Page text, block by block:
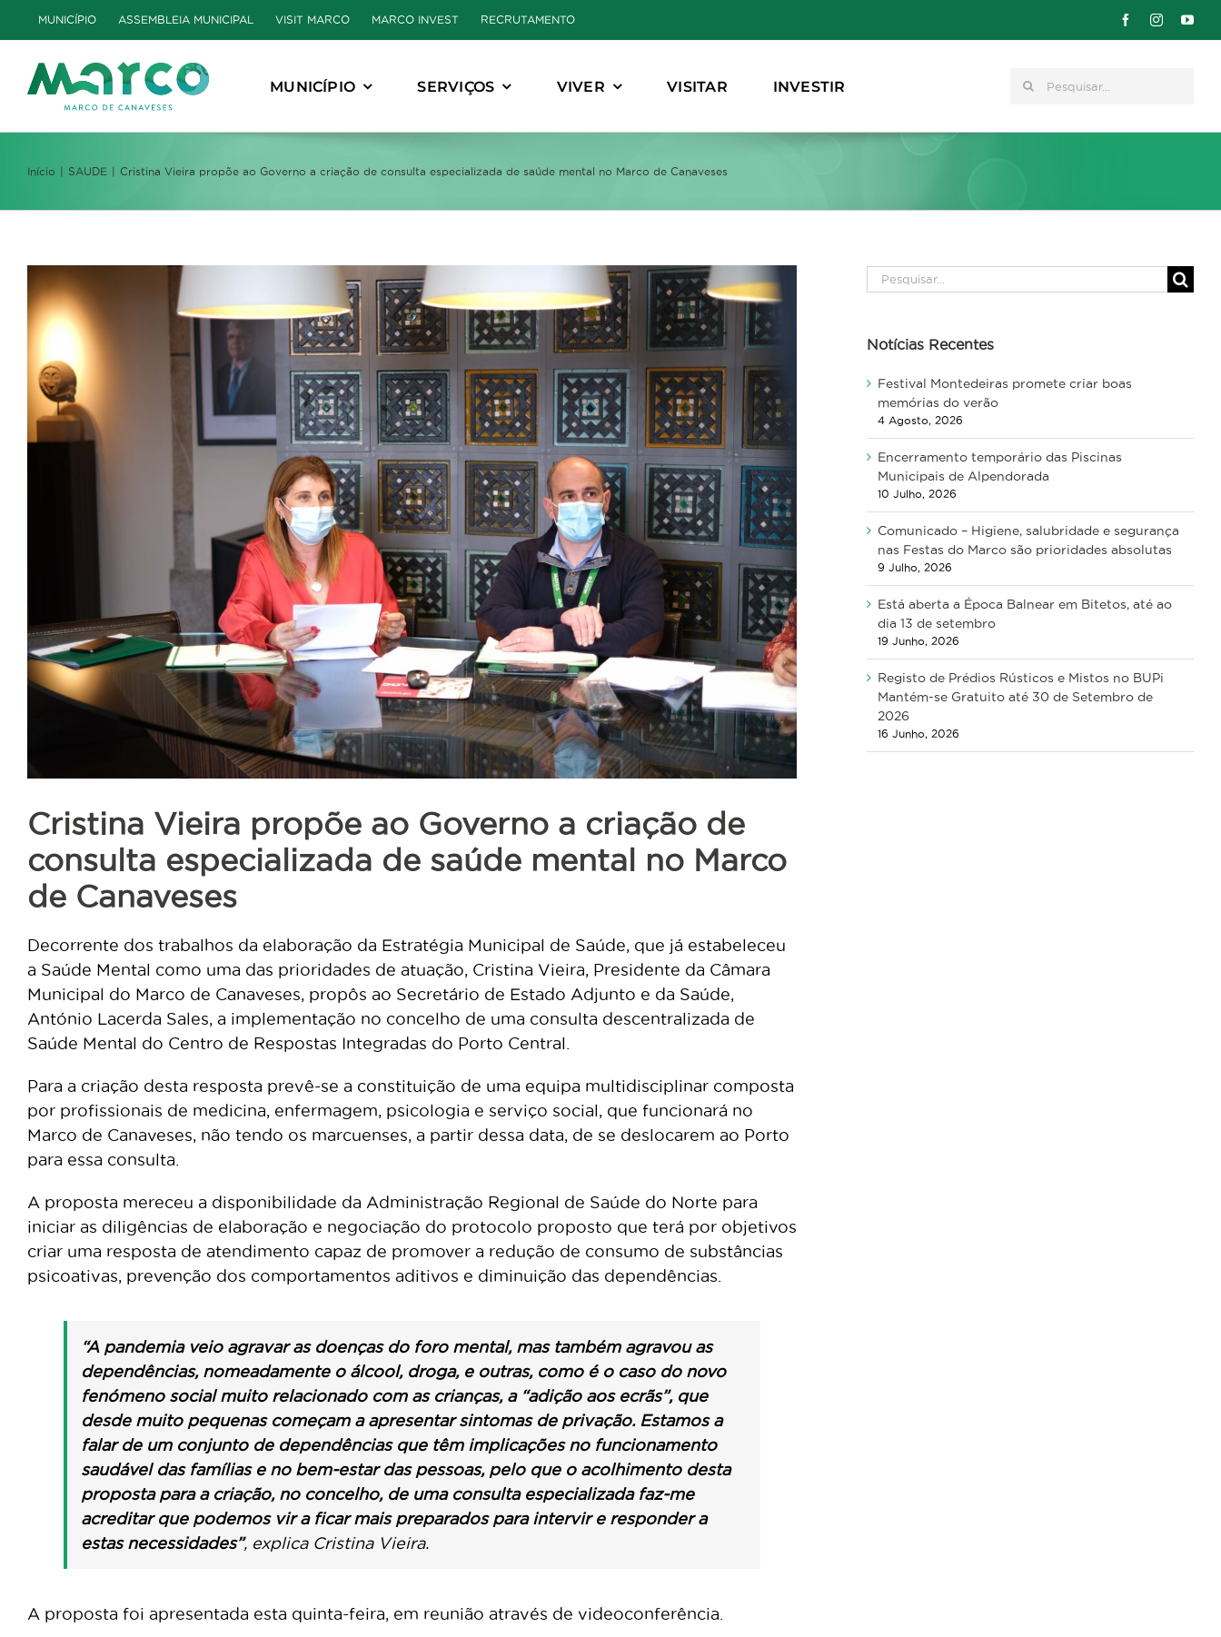
to
content
MUNICÍPIO ASSEMBLEIA MUNICIPAL VISIT MARCO MARCO INVEST RECRUTAMENTO
MUNICÍPIO SERVIÇOS VIVER VISITAR INVESTIR Pesquisar
Início SAUDE Cristina Vieira propõe ao Governo a criação de consulta especializada de saúde mental no Marco de Canaveses
View
Larger
Image
Cristina Vieira propõe ao Governo a criação de
consulta especializada de saúde mental no Marco
de Canaveses
Decorrente dos trabalhos da elaboração da Estratégia Municipal de Saúde, que já estabeleceu
a Saúde Mental como uma das prioridades de atuação, Cristina Vieira, Presidente da Câmara
Municipal do Marco de Canaveses, propôs ao Secretário de Estado Adjunto e da Saúde,
António Lacerda Sales, a implementação no concelho de uma consulta descentralizada de
Saúde Mental do Centro de Respostas Integradas do Porto Central.
Para a criação desta resposta prevê-se a constituição de uma equipa multidisciplinar composta
por profissionais de medicina, enfermagem, psicologia e serviço social, que funcionará no
Marco de Canaveses, não tendo os marcuenses, a partir dessa data, de se deslocarem ao Porto
para essa consulta.
A proposta mereceu a disponibilidade da Administração Regional de Saúde do Norte para
iniciar as diligências de elaboração e negociação do protocolo proposto que terá por objetivos
criar uma resposta de atendimento capaz de promover a redução de consumo de substâncias
psicoativas, prevenção dos comportamentos aditivos e diminuição das dependências.
“A pandemia veio agravar as doenças do foro mental, mas também agravou as
dependências, nomeadamente o álcool, droga, e outras, como é o caso do novo
fenómeno social muito relacionado com as crianças, a “adição aos ecrãs”, que
desde muito pequenas começam a apresentar sintomas de privação. Estamos a
falar de um conjunto de dependências que têm implicações no funcionamento
saudável das famílias e no bem-estar das pessoas, pelo que o acolhimento desta
proposta para a criação, no concelho, de uma consulta especializada faz-me
acreditar que podemos vir a ficar mais preparados para intervir e responder a
estas necessidades”, explica Cristina Vieira.
A proposta foi apresentada esta quinta-feira, em reunião através de videoconferência.
Pesquisar
Notícias Recentes
Festival Montedeiras promete criar boas
memórias do verão
4 Agosto, 2026
Encerramento temporário das Piscinas
Municipais de Alpendorada
10 Julho, 2026
Comunicado – Higiene, salubridade e segurança
nas Festas do Marco são prioridades absolutas
9 Julho, 2026
Está aberta a Época Balnear em Bitetos, até ao
dia 13 de setembro
19 Junho, 2026
Registo de Prédios Rústicos e Mistos no BUPi
Mantém-se Gratuito até 30 de Setembro de
2026
16 Junho, 2026